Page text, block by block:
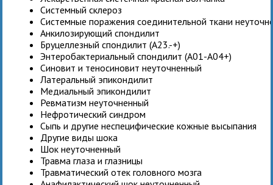
Системный склероз
Системные поражения соединительной ткани
Анкилозирующий спондилит
Бруцеллезный спондилит (A23.-+)
Энтеробактериальный спондилит (A01-A04+)
Синовит и теносиновит неуточненный
Латеральный эпикондилит
Медиальный эпикондилит
Ревматизм неуточненный
Нефротический синдром
Сыпь и другие неспецифические кожные высыпания
Другие виды шока
Шок неуточненный
Травма глаза и глазницы
Травматический отек головного мозга